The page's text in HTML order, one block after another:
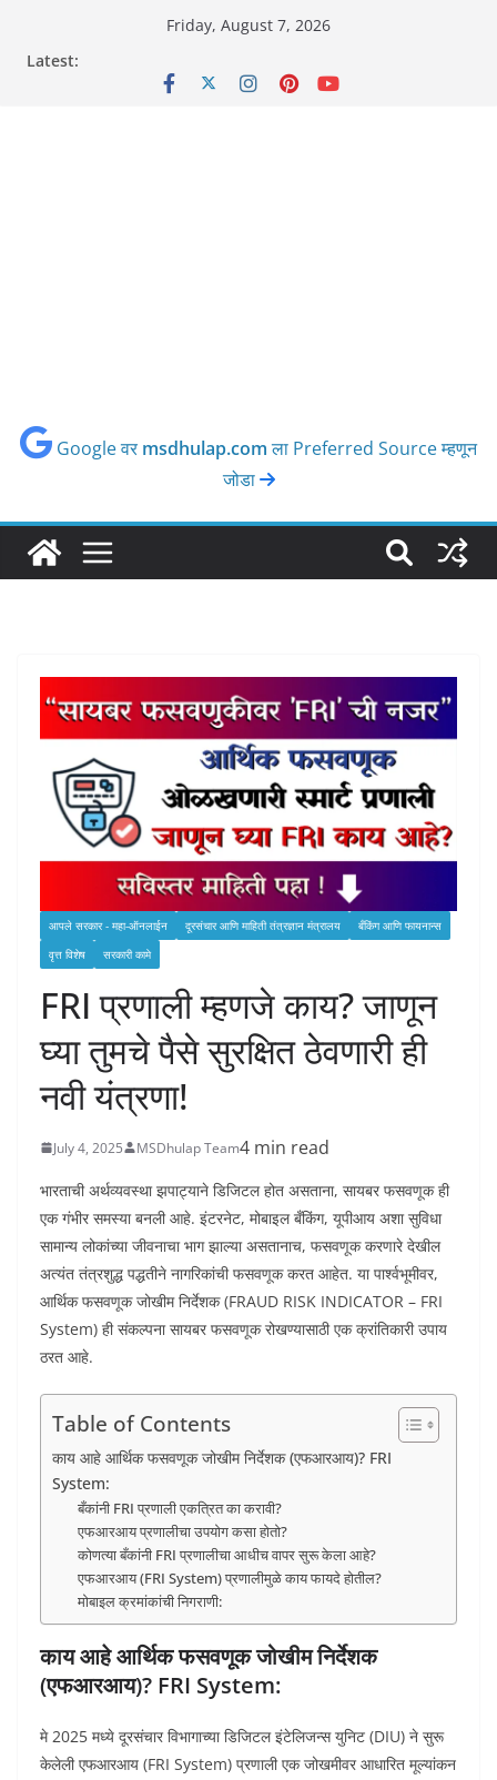
Friday, August 7, 2026
Latest:
Google वर msdhulap.comला Preferred Source म्हणून
जोडा
आपले सरकार - महा-ऑनलाईन दूरसंचार आणि माहिती तंत्रज्ञान मंत्रालय
बँकिंग आणि फायनान्स
वृत्त विशेष
सरकारी कामे
FRI प्रणाली म्हणजे काय? जाणून
घ्या तुमचे पैसे सुरक्षित ठेवणारी ही
नवी यंत्रणा!
July 4, 2025 MSDhulap Team4 min read
भारताची अर्थव्यवस्था झपाट्याने डिजिटल होत असताना, सायबर फसवणूक ही
एक गंभीर समस्या बनली आहे. इंटरनेट, मोबाइल बँकिंग, यूपीआय अशा सुविधा
सामान्य लोकांच्या जीवनाचा भाग झाल्या असतानाच, फसवणूक करणारे देखील
अत्यंत तंत्रशुद्ध पद्धतीने नागरिकांची फसवणूक करत आहेत. या पार्श्वभूमीवर,
आर्थिक फसवणूक जोखीम निर्देशक (FRAUD RISK INDICATOR – FRI
System) ही संकल्पना सायबर फसवणूक रोखण्यासाठी एक क्रांतिकारी उपाय
ठरत आहे.
Table of Contents
काय आहे आर्थिक फसवणूक जोखीम निर्देशक (एफआरआय)? FRI
System:
बँकांनी FRI प्रणाली एकत्रित का करावी?
एफआरआय प्रणालीचा उपयोग कसा होतो?
कोणत्या बँकांनी FRI प्रणालीचा आधीच वापर सुरू केला आहे?
एफआरआय (FRI System) प्रणालीमुळे काय फायदे होतील?
मोबाइल क्रमांकांची निगराणी:
काय आहे आर्थिक फसवणूक जोखीम निर्देशक
(एफआरआय)? FRI System:
मे 2025 मध्ये दूरसंचार विभागाच्या डिजिटल इंटेलिजन्स युनिट (DIU) ने सुरू
केलेली एफआरआय (FRI System) प्रणाली एक जोखमीवर आधारित मूल्यांकन